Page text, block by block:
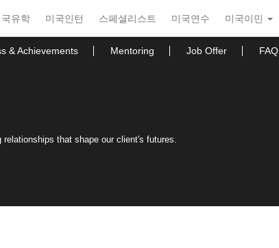
유학 미국인턴 스페셜리스트 미국연수 미국이민
& Achievements Mentoring Job Offer FAQ
that shape our client's futures.